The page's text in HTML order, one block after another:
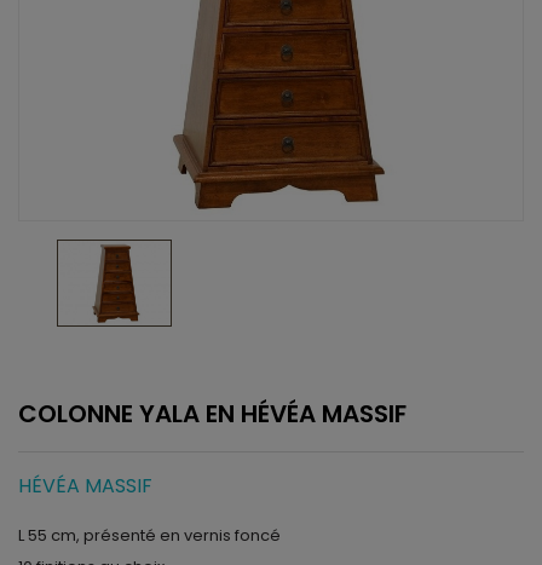
COLONNE YALA EN HÉVÉA MASSIF
HÉVÉA MASSIF
L 55 cm, présenté en vernis foncé